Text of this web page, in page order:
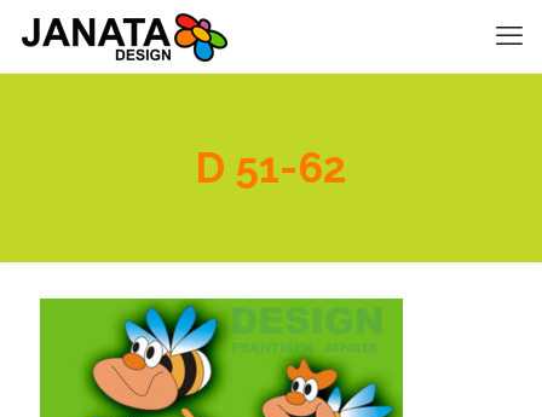
D 51-62